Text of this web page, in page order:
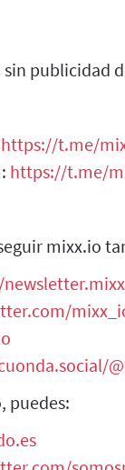
sin publicidad
https://t.me/
https://t.me/
mixx.io
puedes: